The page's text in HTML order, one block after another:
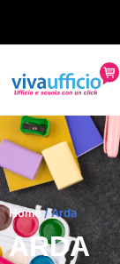
Home/ Arda
ARDA